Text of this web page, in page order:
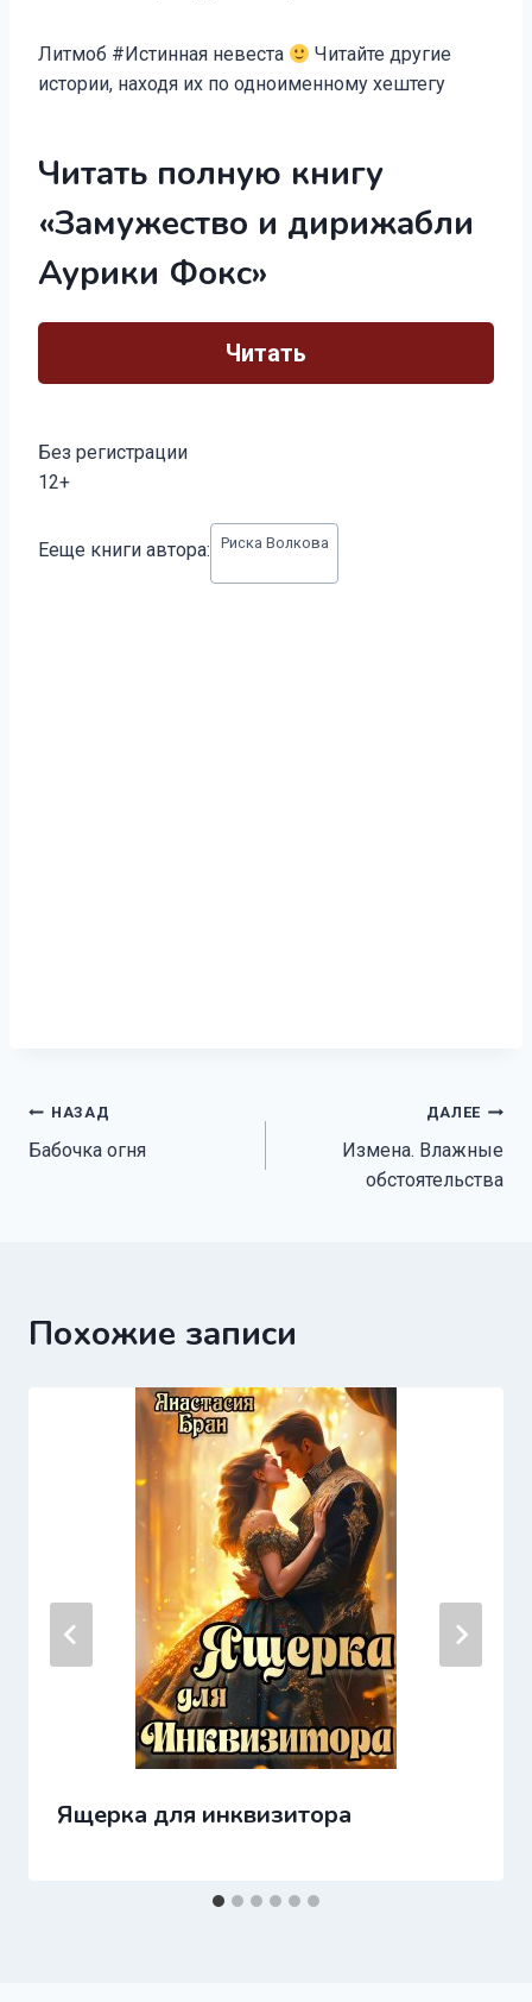
Литмоб #Истинная невеста
Читайте другие
истории, находя их по одноименному хештегу
Читать полную книгу
«Замужество и дирижабли
Аурики Фокс»
Читать
Без регистрации
12+
записи:
Ееще книги автора: Риска Волкова
Навигация
по
НАЗАД
Бабочка огня
ДАЛЕЕ
Измена. Влажные
обстоятельства
Похожие записи
Ящерка для инквизитора